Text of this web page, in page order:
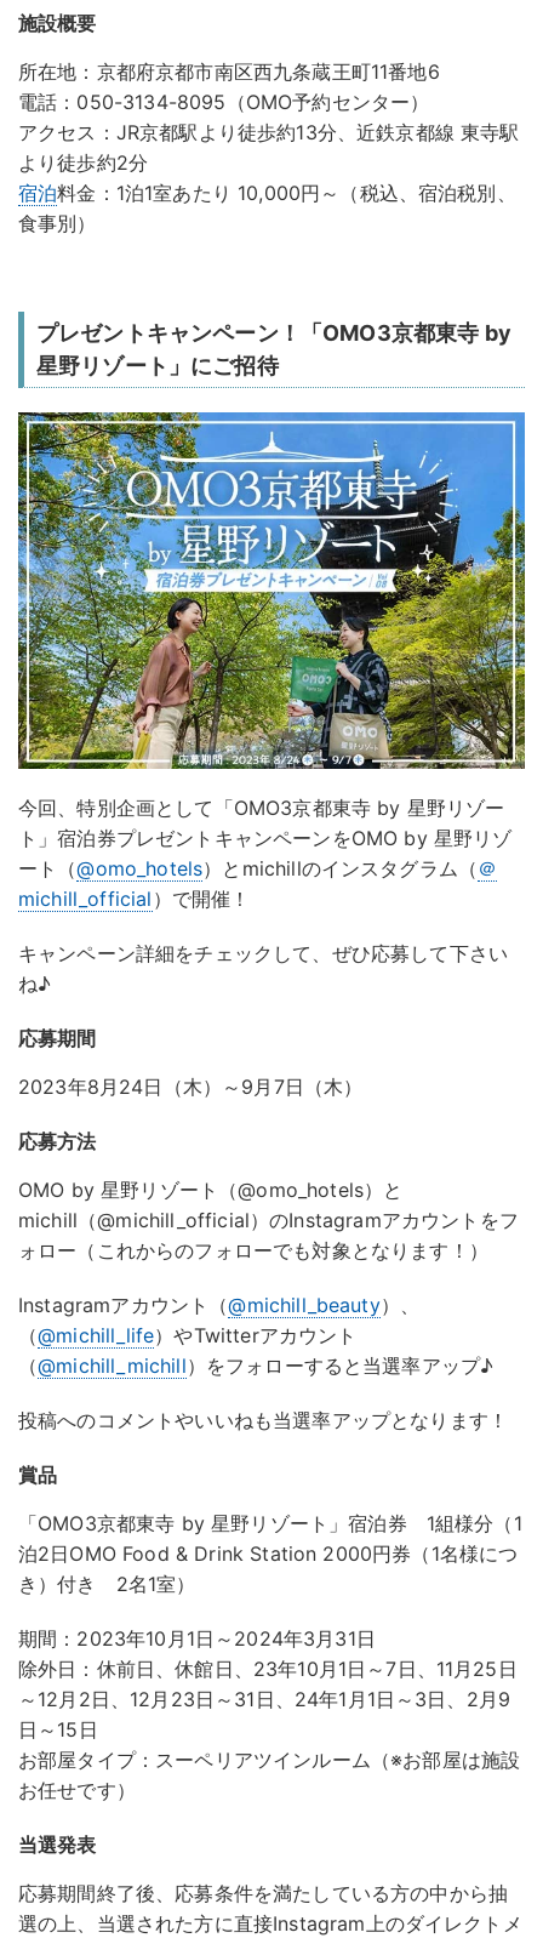
施設概要
所在地：京都府京都市南区西九条蔵王町11番地6
電話：050-3134-8095（OMO予約センター）
アクセス：JR京都駅より徒歩約13分、近鉄京都線 東寺駅
より徒歩約2分
宿泊料金：1泊1室あたり 10,000円～（税込、宿泊税別、
食事別）
プレゼントキャンペーン！「OMO3京都東寺 by
星野リゾート」にご招待
今回、特別企画として「OMO3京都東寺 by 星野リゾー
ト」宿泊券プレゼントキャンペーンをOMO by 星野リゾ
ート（@omo_hotels）とmichillのインスタグラム（ ＠
michill_official ）で開催！
キャンペーン詳細をチェックして、ぜひ応募して下さい
ね♪
応募期間
2023年8月24日（木）～9月7日（木）
応募方法
OMO by 星野リゾート（@omo_hotels）と
michill（@michill_official）のInstagramアカウントをフ
ォロー（これからのフォローでも対象となります！）
Instagramアカウント（@michill_beauty）、
（@michill_life）やTwitterアカウント
（@michill_michill）をフォローすると当選率アップ♪
投稿へのコメントやいいねも当選率アップとなります！
賞品
「OMO3京都東寺 by 星野リゾート」宿泊券 1組様分（1
泊2日OMO Food & Drink Station 2000円券（1名様につ
き）付き 2名1室）
期間：2023年10月1日～2024年3月31日
除外日：休前日、休館日、23年10月1日～7日、11月25日
～12月2日、12月23日～31日、24年1月1日～3日、2月9
日～15日
お部屋タイプ：スーペリアツインルーム（※お部屋は施設
お任せです）
当選発表
応募期間終了後、応募条件を満たしている方の中から抽
選の上、当選された方に直接Instagram上のダイレクトメ